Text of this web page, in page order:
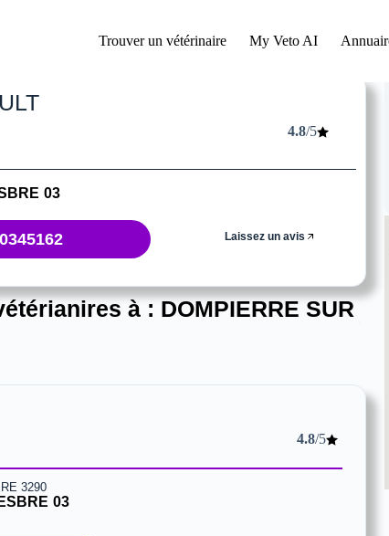
Trouver un vétérinaire My Veto AI
4.8/5
03
Laissez un avis
à : DOMPIERRE SUR
4.8/5
3290
03